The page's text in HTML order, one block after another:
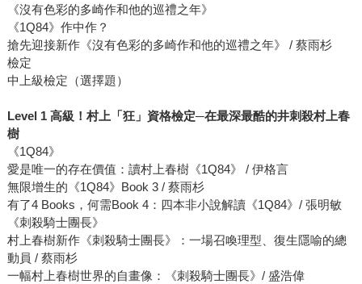
《沒有色彩的多崎作和他的巡禮之年》
《1Q84》作中作？
搶先迎接新作《沒有色彩的多崎作和他的巡禮之年》 / 蔡雨杉
檢定
中上級檢定（選擇題）
Level 1 高級！村上「狂」資格檢定─在最深最酷的井刺殺村上春
樹
《1Q84》
愛是唯一的存在價值：讀村上春樹《1Q84》 / 伊格言
無限增生的《1Q84》Book 3 / 蔡雨杉
有了4 Books，何需Book 4：四本非小說解讀《1Q84》/ 張明敏
《刺殺騎士團長》
村上春樹新作《刺殺騎士團長》：一場召喚理型、復生隱喻的總
動員 / 蔡雨杉
一幅村上春樹世界的自畫像：《刺殺騎士團長》/ 盛浩偉